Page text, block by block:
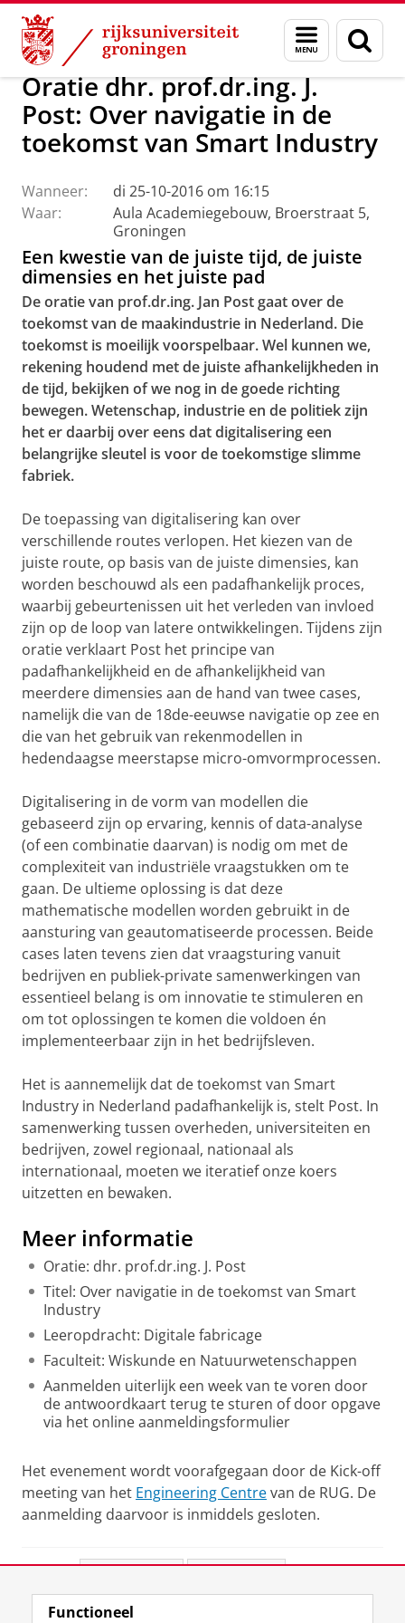
Skip
Content
Skip
Navigation
Menu
en
zoeken
Over ons Actueel Evenementen Oraties
Oratie dhr. prof.dr.ing. J.
Post: Over navigatie in de
toekomst van Smart Industry
Wanneer:
di 25-10-2016 om 16:15
Waar:
Aula Academiegebouw, Broerstraat 5,
Groningen
Een kwestie van de juiste tijd, de juiste
dimensies en het juiste pad
De oratie van prof.dr.ing. Jan Post gaat over de
toekomst van de maakindustrie in Nederland. Die
toekomst is moeilijk voorspelbaar. Wel kunnen we,
rekening houdend met de juiste afhankelijkheden in
de tijd, bekijken of we nog in de goede richting
bewegen. Wetenschap, industrie en de politiek zijn
het er daarbij over eens dat digitalisering een
belangrijke sleutel is voor de toekomstige slimme
fabriek.
De toepassing van digitalisering kan over
verschillende routes verlopen. Het kiezen van de
juiste route, op basis van de juiste dimensies, kan
worden beschouwd als een padafhankelijk proces,
waarbij gebeurtenissen uit het verleden van invloed
zijn op de loop van latere ontwikkelingen. Tijdens zijn
oratie verklaart Post het principe van
padafhankelijkheid en de afhankelijkheid van
meerdere dimensies aan de hand van twee cases,
namelijk die van de 18de-eeuwse navigatie op zee en
die van het gebruik van rekenmodellen in
hedendaagse meerstapse micro-omvormprocessen.
Digitalisering in de vorm van modellen die
gebaseerd zijn op ervaring, kennis of data-analyse
(of een combinatie daarvan) is nodig om met de
complexiteit van industriële vraagstukken om te
gaan. De ultieme oplossing is dat deze
mathematische modellen worden gebruikt in de
aansturing van geautomatiseerde processen. Beide
cases laten tevens zien dat vraagsturing vanuit
bedrijven en publiek-private samenwerkingen van
essentieel belang is om innovatie te stimuleren en
om tot oplossingen te komen die voldoen én
implementeerbaar zijn in het bedrijfsleven.
Het is aannemelijk dat de toekomst van Smart
Industry in Nederland padafhankelijk is, stelt Post. In
samenwerking tussen overheden, universiteiten en
bedrijven, zowel regionaal, nationaal als
internationaal, moeten we iteratief onze koers
uitzetten en bewaken.
Meer informatie
Oratie: dhr. prof.dr.ing. J. Post
Titel: Over navigatie in de toekomst van Smart
Industry
Leeropdracht: Digitale fabricage
Faculteit: Wiskunde en Natuurwetenschappen
Aanmelden uiterlijk een week van te voren door
de antwoordkaart terug te sturen of door opgave
via het online aanmeldingsformulier
Het evenement wordt voorafgegaan door de Kick-off
meeting van het Engineering Centrevan de RUG. De
aanmelding daarvoor is inmiddels gesloten.
View this page in:English
Functioneel